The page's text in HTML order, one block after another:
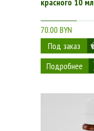
70.00 BYN
Подробнее